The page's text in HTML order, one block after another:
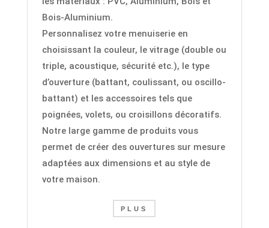
Bois-Aluminium.
Personnalisez votre menuiserie en
choisissant la couleur, le vitrage (double ou
triple, acoustique, sécurité etc.), le type
d’ouverture (battant, coulissant, ou oscillo-
battant) et les accessoires tels que
poignées, volets, ou croisillons décoratifs.
Notre large gamme de produits vous
permet de créer des ouvertures sur mesure
adaptées aux dimensions et au style de
votre maison.
PLUS